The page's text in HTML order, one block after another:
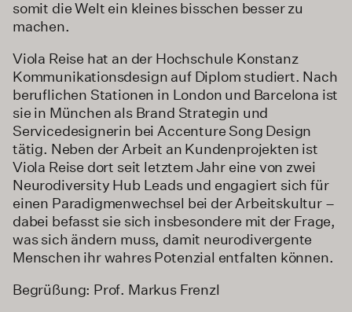
somit die Welt ein kleines bisschen besser zu
machen.
Viola Reise hat an der Hochschule Konstanz
Kommunikationsdesign auf Diplom studiert. Nach
beruflichen Stationen in London und Barcelona ist
sie in München als Brand Strategin und
Servicedesignerin bei Accenture Song Design
tätig. Neben der Arbeit an Kundenprojekten ist
Viola Reise dort seit letztem Jahr eine von zwei
Neurodiversity Hub Leads und engagiert sich für
einen Paradigmenwechsel bei der Arbeitskultur –
dabei befasst sie sich insbesondere mit der Frage,
was sich ändern muss, damit neurodivergente
Menschen ihr wahres Potenzial entfalten können.
Begrüßung: Prof. Markus Frenzl